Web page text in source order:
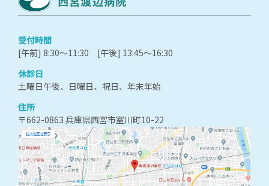
受付時間
[午前] 8:30～11:30 [午後] 13:45～16:30
休診日
土曜日午後、日曜日、祝日、年末年始
住所
〒662-0863 兵庫県西宮市室川町10-22